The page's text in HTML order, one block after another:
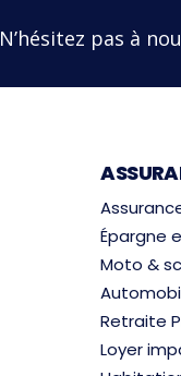
N’hésitez pas à
Épargne
Moto &
Retraite
Loyer